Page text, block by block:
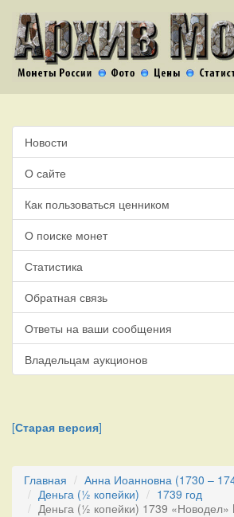
Новости
О сайте
Как пользоваться ценником
О поиске монет
Статистика
Обратная связь
Ответы на ваши сообщения
Владельцам аукционов
[Старая версия]
Главная Анна Иоанновна (1730 –
Деньга (½ копейки)
1739 год
Деньга (½ копейки) 1739 «Новодел»